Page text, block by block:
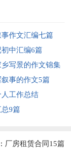
作文汇编七篇
中汇编6篇
乡写景的作文锦集
叙事的作文5篇
工作总结
9篇
厂房租赁合同15篇